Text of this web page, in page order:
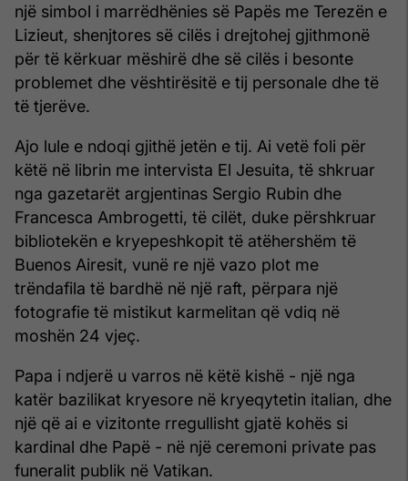
një simbol i marrëdhënies së Papës me Terezën e
Lizieut, shenjtores së cilës i drejtohej gjithmonë
për të kërkuar mëshirë dhe së cilës i besonte
problemet dhe vështirësitë e tij personale dhe të
të tjerëve.
Ajo lule e ndoqi gjithë jetën e tij. Ai vetë foli për
këtë në librin me intervista El Jesuita, të shkruar
nga gazetarët argjentinas Sergio Rubin dhe
Francesca Ambrogetti, të cilët, duke përshkruar
bibliotekën e kryepeshkopit të atëhershëm të
Buenos Airesit, vunë re një vazo plot me
trëndafila të bardhë në një raft, përpara një
fotografie të mistikut karmelitan që vdiq në
moshën 24 vjeç.
Papa i ndjerë u varros në këtë kishë - një nga
katër bazilikat kryesore në kryeqytetin italian, dhe
një që ai e vizitonte rregullisht gjatë kohës si
kardinal dhe Papë - në një ceremoni private pas
funeralit publik në Vatikan.